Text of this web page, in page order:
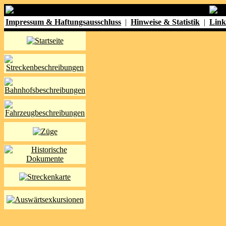
Impressum & Haftungsausschluss | Hinweise & Statistik |